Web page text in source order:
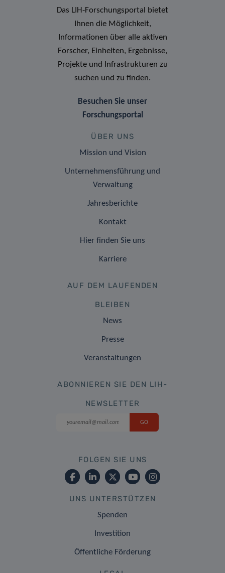
Das LIH-Forschungsportal bietet
Ihnen die Möglichkeit,
Informationen über alle aktiven
Forscher, Einheiten, Ergebnisse,
Projekte und Infrastrukturen zu
suchen und zu finden.
Besuchen Sie unser
Forschungsportal
ÜBER UNS
Mission und Vision
Unternehmensführung und
Verwaltung
Jahresberichte
Kontakt
Hier finden Sie uns
Karriere
AUF DEM LAUFENDEN
BLEIBEN
News
Presse
Veranstaltungen
ABONNIEREN SIE DEN LIH-
NEWSLETTER
FOLGEN SIE UNS
UNS UNTERSTÜTZEN
Spenden
Investition
Öffentliche Förderung